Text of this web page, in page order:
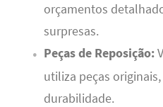
orçamentos
surpresas.
Peças de Reposição:
utiliza peças
durabilidade.